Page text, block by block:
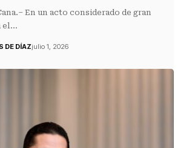
En un acto considerado de gran
el…
DE DÍAZjulio 1, 2026